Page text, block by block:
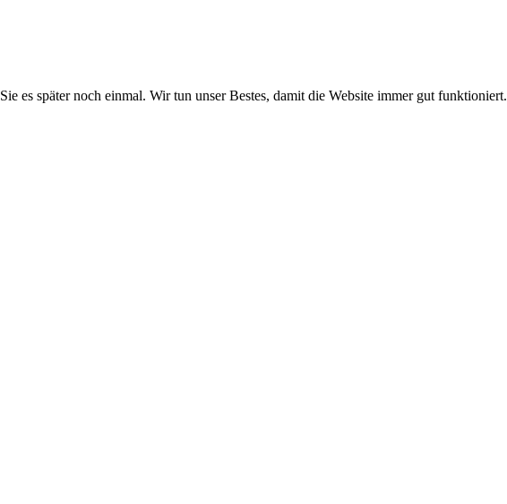
es später noch einmal. Wir tun unser Bestes, damit die Website immer gut funktioniert.